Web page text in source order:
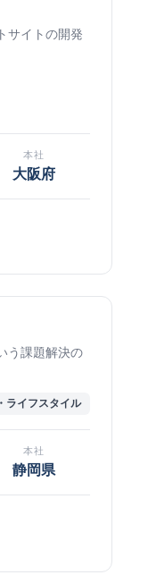
サイトの開発
本社
大阪府
う課題解決の
ライフスタイル
本社
静岡県